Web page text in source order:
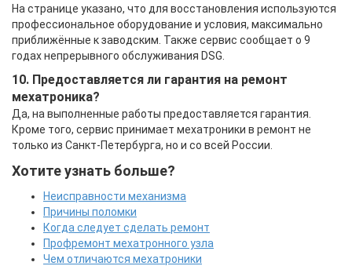
На странице указано, что для восстановления используются
профессиональное оборудование и условия, максимально
приближённые к заводским. Также сервис сообщает о 9
годах непрерывного обслуживания DSG.
10. Предоставляется ли гарантия на ремонт
мехатроника?
Да, на выполненные работы предоставляется гарантия.
Кроме того, сервис принимает мехатроники в ремонт не
только из Санкт-Петербурга, но и со всей России.
Хотите узнать больше?
Неисправности механизма
Причины поломки
Когда следует сделать ремонт
Профремонт мехатронного узла
Чем отличаются мехатроники